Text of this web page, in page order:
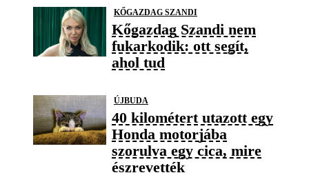
KŐGAZDAG SZANDI
Kőgazdag Szandi nem
fukarkodik: ott segít,
ahol tud
ÚJBUDA
40 kilométert utazott egy
Honda motorjába
szorulva egy cica, mire
észrevették